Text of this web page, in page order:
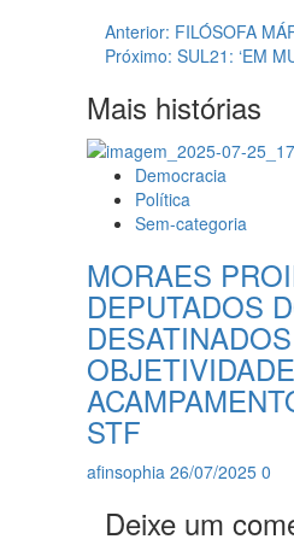
Navegação
de
artigos
Anterior: FILÓSOFA
Próximo: SUL21: ‘EM
Mais histórias
Democracia
Política
Sem-categoria
MORAES
DEPUTADOS
STF
afinsophia 26/07/2025 0
Deixe um